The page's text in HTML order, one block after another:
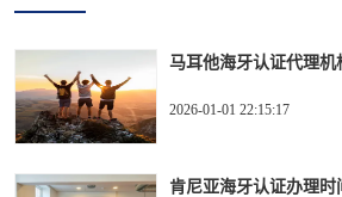
马耳他海牙认证代理
2026-01-01 22:15:17
肯尼亚海牙认证办理